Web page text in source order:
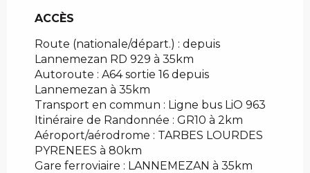
ACCÈS
ACCÈS
Route (nationale/départ.) : depuis
Lannemezan RD 929 à 35km
Autoroute : A64 sortie 16 depuis
Lannemezan à 35km
Transport en commun : Ligne bus LiO 963
Itinéraire de Randonnée : GR10 à 2km
Aéroport/aérodrome : TARBES LOURDES
PYRENEES à 80km
Gare ferroviaire : LANNEMEZAN à 35km